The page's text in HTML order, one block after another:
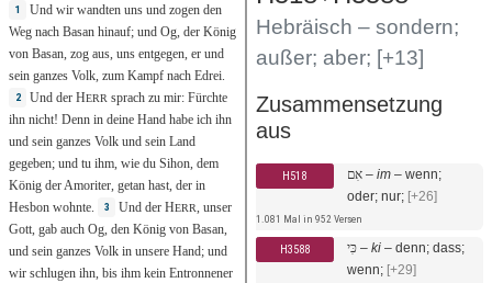
1 Und wirwandten uns undzogen den
Wegnach Basan hinauf; und Og, der König
von Basan, zog aus, uns entgegen, erund
sein ganzes Volk, zum Kampfnach Edrei.
2 Und derHERR sprach zu mir:Fürchte
ihn nicht! Dennin deine Handhabe ich ihn
und sein ganzes Volkund sein Land
gegeben; und tuihm, wiedu Sihon, dem
KönigderAmoriter, getanhast, derin
Hesbon wohnte. 3 Und derHERR, unser
Gott, gab auch Og, den Königvon Basan,
und sein ganzes Volkin unsere Hand; und
wir schlugenihn, bisihm kein Entronnener
Hebräisch – sondern;
außer; aber; [+13]
Zusammensetzung
aus
H518 אִם –im – wenn;
oder; nur; [+26]
1.081 Mal in 952 Versen
H3588 כִּי –ki – denn; dass;
wenn; [+29]